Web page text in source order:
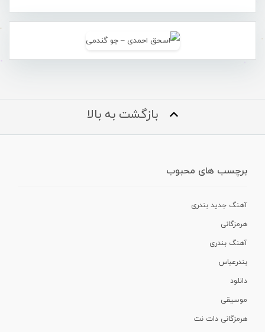
بازگشت به بالا
برچسب های محبوب
آهنگ جدید بندری
هرمزگانی
آهنگ بندری
بندرعباس
دانلود
موسیقی
هرمزگانی دات نت